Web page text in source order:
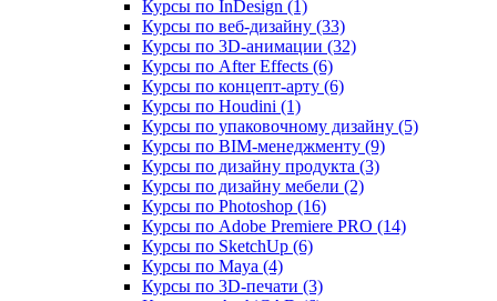
Курсы по InDesign (1)
Курсы по веб‑дизайну (33)
Курсы по 3D‑анимации (32)
Курсы по After Effects (6)
Курсы по концепт‑арту (6)
Курсы по Houdini (1)
Курсы по упаковочному дизайну (5)
Курсы по BIM‑менеджменту (9)
Курсы по дизайну продукта (3)
Курсы по дизайну мебели (2)
Курсы по Photoshop (16)
Курсы по Adobe Premiere PRO (14)
Курсы по SketchUp (6)
Курсы по Maya (4)
Курсы по 3D-печати (3)